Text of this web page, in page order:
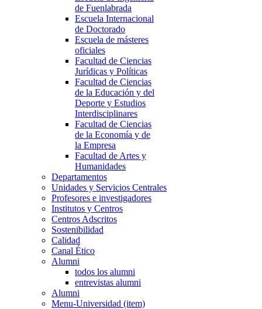
de Fuenlabrada
Escuela Internacional
de Doctorado
Escuela de másteres
oficiales
Facultad de Ciencias
Jurídicas y Políticas
Facultad de Ciencias
de la Educación y del
Deporte y Estudios
Interdisciplinares
Facultad de Ciencias
de la Economía y de
la Empresa
Facultad de Artes y
Humanidades
Departamentos
Unidades y Servicios Centrales
Profesores e investigadores
Institutos y Centros
Centros Adscritos
Sostenibilidad
Calidad
Canal Ético
Alumni
todos los alumni
entrevistas alumni
Alumni
Menu-Universidad (item)